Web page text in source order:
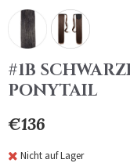
#1B
PONYTAIL
€136
Nicht auf Lager